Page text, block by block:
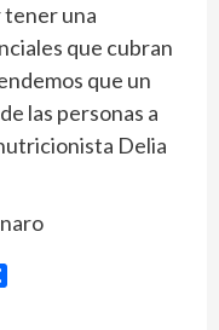
una
que cubran
que un
las personas a
Delia